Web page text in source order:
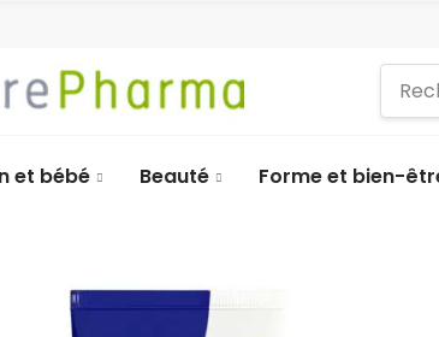
et bébé Beauté Forme et bien-